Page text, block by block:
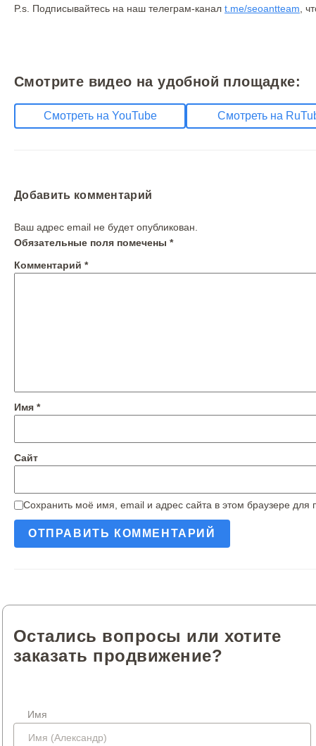
P.s. Подписывайтесь на наш телеграм-канал t.me/seoantteam ,
Смотрите видео на удобной площадке:
Смотреть на YouTube Смотреть на
Добавить комментарий
Ваш адрес email не будет опубликован.
Обязательные поля помечены *
Комментарий *
Имя *
Сайт
Сохранить моё имя, email и адрес сайта в этом браузере
Остались вопросы или хотите
заказать продвижение?
Имя